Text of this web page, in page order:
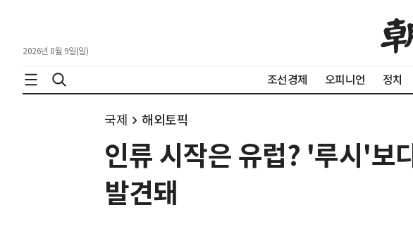
2026년 8월 9일(일)
조선경제 오피니언 정치
국제 해외토픽
인류 시작은 유럽? '루시'보
발견돼